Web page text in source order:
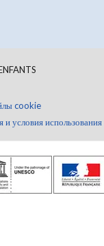
Пожертвовать
cookie
условия использования